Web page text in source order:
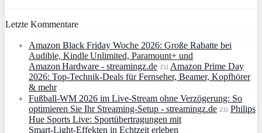
Letzte Kommentare
Amazon Black Friday Woche 2026: Große Rabatte bei
Audible, Kindle Unlimited, Paramount+ und
Amazon Hardware - streamingz.de zuAmazon Prime Day
2026: Top-Technik-Deals für Fernseher, Beamer, Kopfhörer
& mehr
Fußball-WM 2026 im Live-Stream ohne Verzögerung: So
optimieren Sie Ihr Streaming-Setup - streamingz.de zu Philips
Hue Sports Live: Sportübertragungen mit
Smart‑Light‑Effekten in Echtzeit erleben